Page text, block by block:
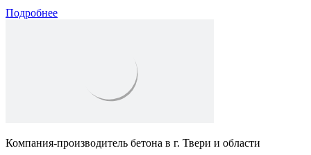
Подробнее
Компания-производитель бетона в г. Твери и области